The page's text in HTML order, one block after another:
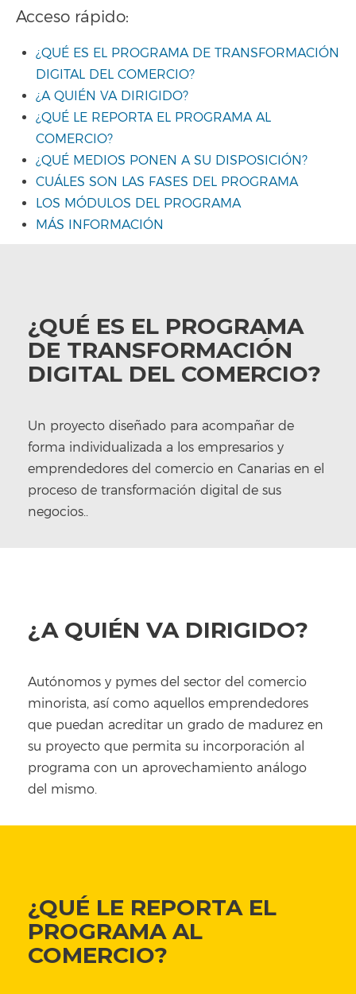
Acceso rápido:
¿QUÉ ES EL PROGRAMA DE TRANSFORMACIÓN
DIGITAL DEL COMERCIO?
¿A QUIÉN VA DIRIGIDO?
¿QUÉ LE REPORTA EL PROGRAMA AL
COMERCIO?
¿QUÉ MEDIOS PONEN A SU DISPOSICIÓN?
CUÁLES SON LAS FASES DEL PROGRAMA
LOS MÓDULOS DEL PROGRAMA
MÁS INFORMACIÓN
¿QUÉ ES EL PROGRAMA
DE TRANSFORMACIÓN
DIGITAL DEL COMERCIO?
Un proyecto diseñado para acompañar de
forma individualizada a los empresarios y
emprendedores del comercio en Canarias en el
proceso de transformación digital de sus
negocios..
¿A QUIÉN VA DIRIGIDO?
Autónomos y pymes del sector del comercio
minorista, así como aquellos emprendedores
que puedan acreditar un grado de madurez en
su proyecto que permita su incorporación al
programa con un aprovechamiento análogo
del mismo.
¿QUÉ LE REPORTA EL
PROGRAMA AL
COMERCIO?